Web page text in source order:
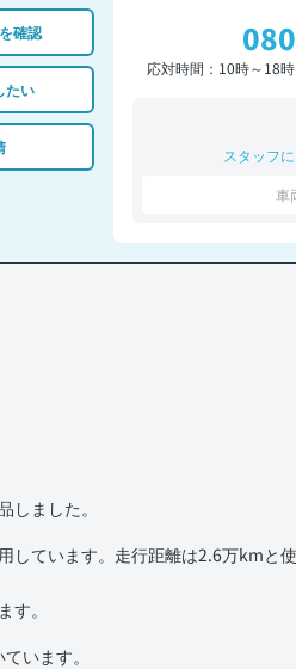
確認
たい
応対時間：10時～18時
スタッフ
車
ました。
ています。走行距離は2.6万kmと使
。
います。